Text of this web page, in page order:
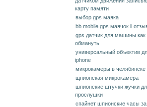
карту памяти
выбор gps маяка
bb mobile gps маячок ii
gps датчик для машины как
обмануть
универсальный объектив
iphone
микрокамеры в челябинске
щпионская микрокамера
шпионские штучки жучки
прослушки
спайнет шпионские часы